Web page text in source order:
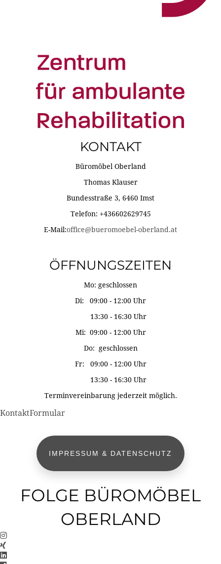
KONTAKT
Büromöbel Oberland
Thomas Klauser
Bundesstraße 3, 6460 Imst
Telefon: +436602629745
E-Mail:office@bueromoebel-oberland.at
ÖFFNUNGSZEITEN
Mo: geschlossen
Di: 09:00 - 12:00 Uhr
13:30 - 16:30 Uhr
Mi: 09:00 - 12:00 Uhr
Do: geschlossen
Fr: 09:00 - 12:00 Uhr
13:30 - 16:30 Uhr
Terminvereinbarung jederzeit möglich.
KontaktFormular
IMPRESSUM & DATENSCHUTZ
FOLGE BÜROMÖBEL
OBERLAND